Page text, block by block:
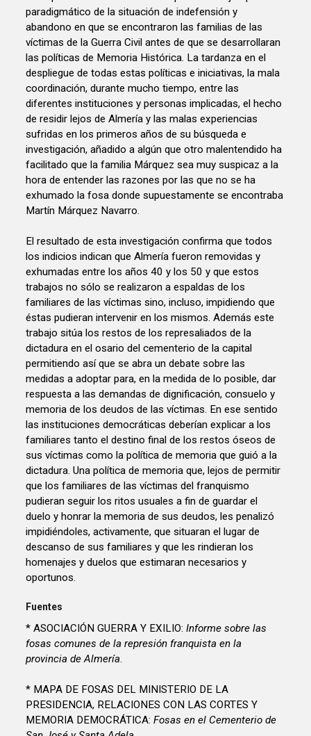
paradigmático de la situación de indefensión y
abandono en que se encontraron las familias de las
víctimas de la Guerra Civil antes de que se desarrollaran
las políticas de Memoria Histórica. La tardanza en el
despliegue de todas estas políticas e iniciativas, la mala
coordinación, durante mucho tiempo, entre las
diferentes instituciones y personas implicadas, el hecho
de residir lejos de Almería y las malas experiencias
sufridas en los primeros años de su búsqueda e
investigación, añadido a algún que otro malentendido ha
facilitado que la familia Márquez sea muy suspicaz a la
hora de entender las razones por las que no se ha
exhumado la fosa donde supuestamente se encontraba
Martín Márquez Navarro.
El resultado de esta investigación confirma que todos
los indicios indican que Almería fueron removidas y
exhumadas entre los años 40 y los 50 y que estos
trabajos no sólo se realizaron a espaldas de los
familiares de las víctimas sino, incluso, impidiendo que
éstas pudieran intervenir en los mismos. Además este
trabajo sitúa los restos de los represaliados de la
dictadura en el osario del cementerio de la capital
permitiendo así que se abra un debate sobre las
medidas a adoptar para, en la medida de lo posible, dar
respuesta a las demandas de dignificación, consuelo y
memoria de los deudos de las víctimas. En ese sentido
las instituciones democráticas deberían explicar a los
familiares tanto el destino final de los restos óseos de
sus víctimas como la política de memoria que guió a la
dictadura. Una política de memoria que, lejos de permitir
que los familiares de las víctimas del franquismo
pudieran seguir los ritos usuales a fin de guardar el
duelo y honrar la memoria de sus deudos, les penalizó
impidiéndoles, activamente, que situaran el lugar de
descanso de sus familiares y que les rindieran los
homenajes y duelos que estimaran necesarios y
oportunos.
Fuentes
* ASOCIACIÓN GUERRA Y EXILIO:Informe sobre las
fosas comunes de la represión franquista en la
provincia de Almería.
* MAPA DE FOSAS DEL MINISTERIO DE LA
PRESIDENCIA, RELACIONES CON LAS CORTES Y
MEMORIA DEMOCRÁTICA:Fosas en el Cementerio de